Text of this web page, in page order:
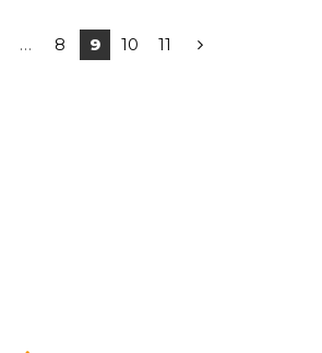
… 8 9 10 11